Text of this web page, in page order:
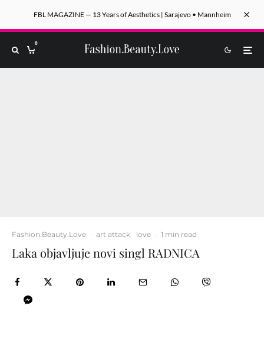
FBL MAGAZINE — 13 Years of Aesthetics | Sarajevo • Mannheim
0
Fashion.Beauty.Love · art attack love · 1 min read
Laka objavljuje novi singl RADNICA